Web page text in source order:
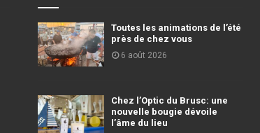
Toutes les animations de l’été
près de chez vous
6 août 2026
Chez l’Optic du Brusc: une
nouvelle bougie dévoile
l’âme du lieu